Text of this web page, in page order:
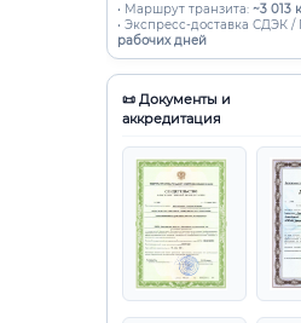
• Маршрут транзита: ~3 013
• Экспресс-доставка СДЭК /
рабочих дней
📜 Документы и
аккредитация